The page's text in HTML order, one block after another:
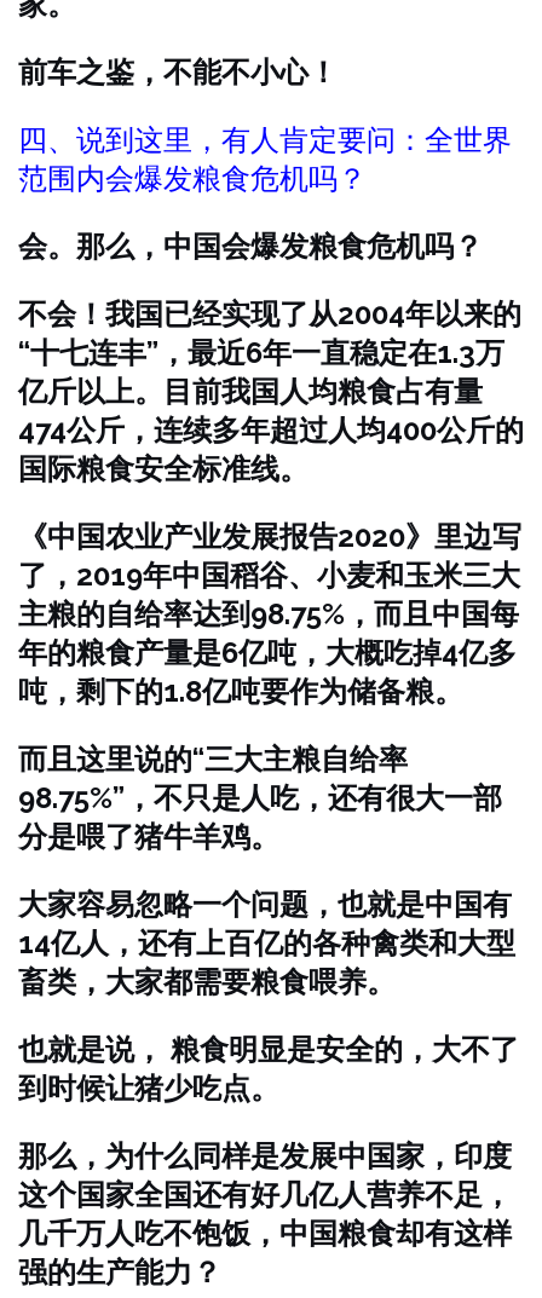
前车之鉴，不能不小心！
四、说到这里，有人肯定要问：全世界
范围内会爆发粮食危机吗？
会。 那么，中国会爆发粮食危机吗？
不会！ 我国已经实现了从2004年以来的
“十七连丰”，最近6年一直稳定在1.3万
亿斤以上。目前我国人均粮食占有量
474公斤，连续多年超过人均400公斤的
国际粮食安全标准线。
《中国农业产业发展报告2020》里边写
了，2019年中国稻谷、小麦和玉米三大
主粮的自给率达到98.75%，而且中国每
年的粮食产量是6亿吨，大概吃掉4亿多
吨，剩下的1.8亿吨要作为储备粮。
而且这里说的“三大主粮自给率
98.75%”，不只是人吃，还有很大一部
分是喂了猪牛羊鸡。
大家容易忽略一个问题，也就是中国有
14亿人，还有上百亿的各种禽类和大型
畜类，大家都需要粮食喂养。
也就是说， 粮食明显是安全的，大不了
到时候让猪少吃点。
那么，为什么同样是发展中国家，印度
这个国家全国还有好几亿人营养不足，
几千万人吃不饱饭，中国粮食却有这样
强的生产能力？